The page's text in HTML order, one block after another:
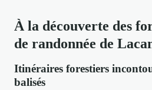
À la découverte des
de randonnée de
Itinéraires forestiers
balisés